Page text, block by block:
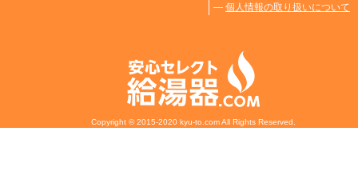
― 個人情報の取り扱いについて
Copyright © 2015-2020 kyu-to.com All Rights Reserved.